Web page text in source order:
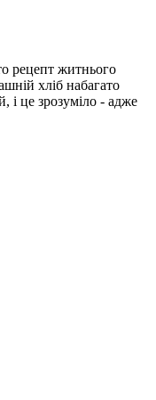
рецепт житнього
хліб набагато
і це зрозуміло - адже